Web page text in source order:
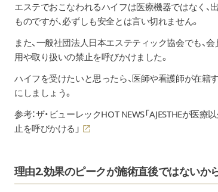
エステでおこなわれるハイフは医療機器ではなく、
ものですが、必ずしも安全とは言い切れません。
また、一般社団法人日本エステティック協会でも、
用や取り扱いの禁止を呼びかけました。
ハイフを受けたいと思ったら、医師や看護師が在籍
にしましょう。
参考：ザ・ビューレックHOT NEWS「AJESTHEが医療
止を呼びかける」
理由2.効果のピークが施術直後ではないか